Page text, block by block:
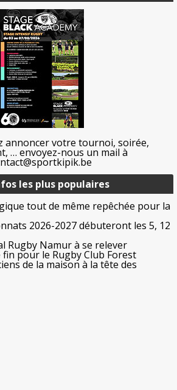
annoncer votre tournoi, soirée,
… envoyez-nous un mail à
les plus populaires
tout de même repêchée pour la
2026-2027 débuteront les 5, 12
Rugby Namur à se relever
fin pour le Rugby Club Forest
de la maison à la tête des